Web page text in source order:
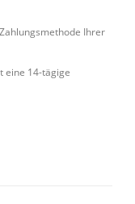
Ihrer
eine 14-tägige